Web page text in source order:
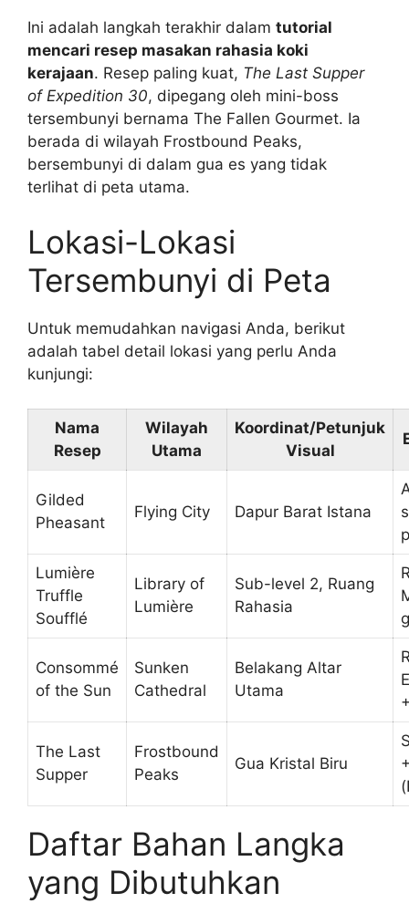
Ini adalah langkah terakhir dalam tutorial
mencari resep masakan rahasia koki
kerajaan. Resep paling kuat, The Last Supper
of Expedition 30, dipegang oleh mini-boss
tersembunyi bernama The Fallen Gourmet. Ia
berada di wilayah Frostbound Peaks,
bersembunyi di dalam gua es yang tidak
terlihat di peta utama.
Lokasi-Lokasi
Tersembunyi di Peta
Untuk memudahkan navigasi Anda, berikut
adalah tabel detail lokasi yang perlu Anda
kunjungi:
Nama
Resep
Wilayah
Utama
Koordinat/Petunjuk
Visual
Gilded
Pheasant
Flying City Dapur Barat Istana
Lumière
Truffle
Soufflé
Library of
Lumière
Sub-level 2, Ruang
Rahasia
Consommé
of the Sun
Sunken
Cathedral
Belakang Altar
Utama
The Last
Supper
Frostbound
Peaks
Gua Kristal Biru
Daftar Bahan Langka
yang Dibutuhkan